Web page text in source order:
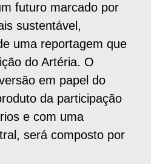
futuro marcado por
sustentável,
uma reportagem que
do Artéria. O
em papel do
da participação
e com uma
será composto por